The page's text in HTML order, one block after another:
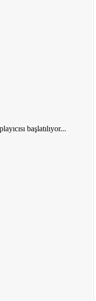
başlatılıyor...